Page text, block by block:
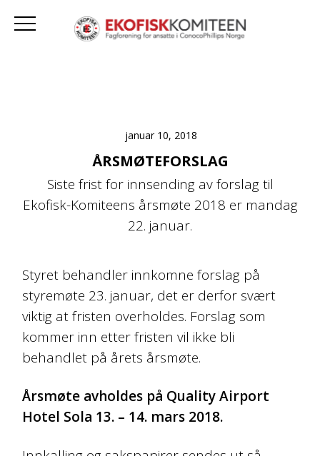
januar 10, 2018
ÅRSMØTEFORSLAG
Siste frist for innsending av forslag til
Ekofisk-Komiteens årsmøte 2018 er mandag
22. januar.
Styret behandler innkomne forslag på
styremøte 23. januar, det er derfor svært
viktig at fristen overholdes. Forslag som
kommer inn etter fristen vil ikke bli
behandlet på årets årsmøte.
Årsmøte avholdes på Quality Airport
Hotel Sola 13. – 14. mars 2018.